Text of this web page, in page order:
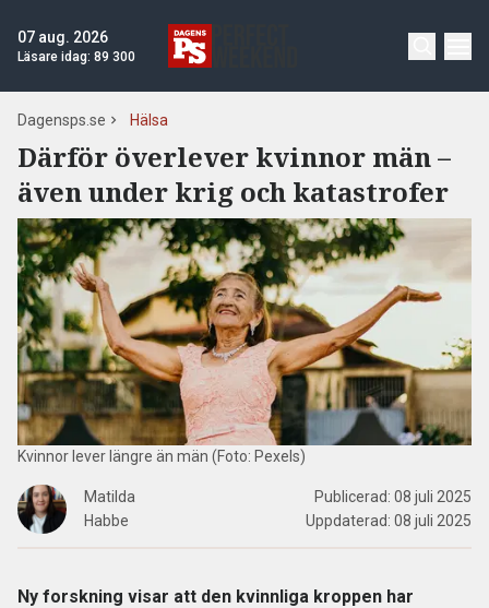
07 aug. 2026
Läsare idag: 89 300
Dagensps.se Hälsa
Därför överlever kvinnor män –
även under krig och katastrofer
Kvinnor lever längre än män (Foto: Pexels)
Matilda
Habbe
Publicerad: 08 juli 2025
Uppdaterad: 08 juli 2025
Ny forskning visar att den kvinnliga kroppen har